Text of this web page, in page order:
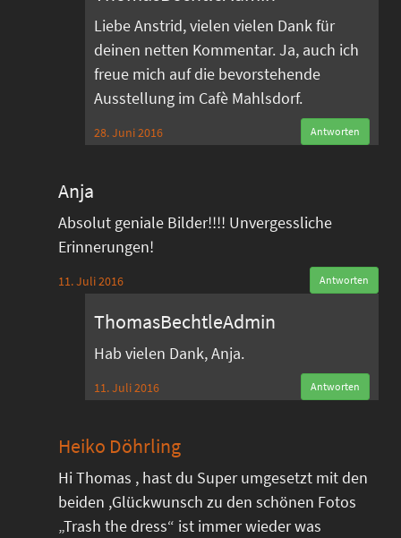
Liebe Anstrid, vielen vielen Dank für
deinen netten Kommentar. Ja, auch ich
freue mich auf die bevorstehende
Ausstellung im Cafè Mahlsdorf.
28. Juni 2016 Antworten
Anja
Absolut geniale Bilder!!!! Unvergessliche
Erinnerungen!
11. Juli 2016 Antworten
ThomasBechtleAdmin
Hab vielen Dank, Anja.
11. Juli 2016 Antworten
Heiko Döhrling
Hi Thomas , hast du Super umgesetzt mit den
beiden ,Glückwunsch zu den schönen Fotos
„Trash the dress“ ist immer wieder was